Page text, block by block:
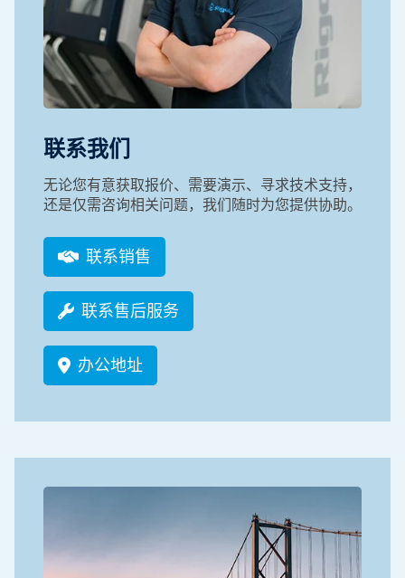
联系我们
无论您有意获取报价、需要演示、寻求技术支持，
还是仅需咨询相关问题，我们随时为您提供协助。
联系销售
联系售后服务
办公地址